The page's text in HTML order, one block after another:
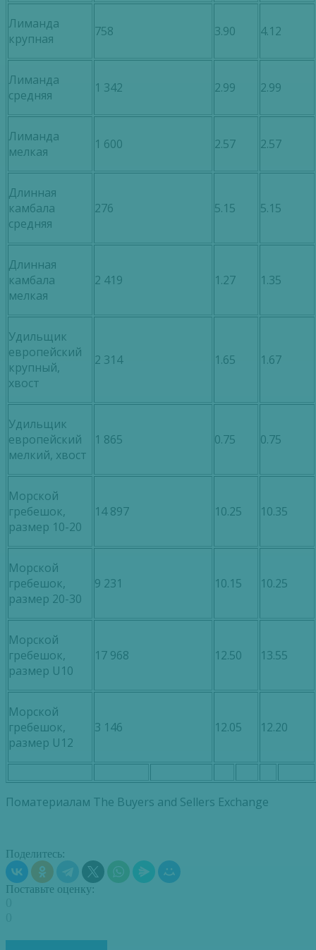
Лиманда
крупная
758 3.90 4.12
Лиманда
средняя
1 342 2.99 2.99
Лиманда
мелкая
1 600 2.57 2.57
Длинная
камбала
средняя
276 5.15 5.15
Длинная
камбала
мелкая
2 419 1.27 1.35
Удильщик
европейский
крупный,
хвост
2 314 1.65 1.67
Удильщик
европейский
мелкий, хвост
1 865 0.75 0.75
Морской
гребешок,
размер 10-20
14 897 10.25 10.35
Морской
гребешок,
размер 20-30
9 231 10.15 10.25
Морской
гребешок,
размер U10
17 968 12.50 13.55
Морской
гребешок,
размер U12
3 146 12.05 12.20
Поматериалам The Buyers and Sellers Exchange
Поделитесь:
Поставьте оценку: